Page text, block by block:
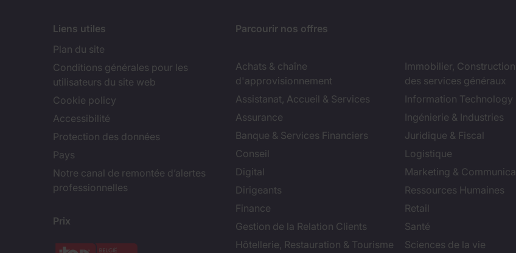
Liens utiles
Plan du site
Conditions générales pour les
utilisateurs du site web
Cookie policy
Accessibilité
Protection des données
Pays
Notre canal de remontée d’alertes
professionnelles
Prix
Parcourir nos offres
Achats & chaîne
d'approvisionnement
Assistanat, Accueil & Services
Assurance
Banque & Services Financiers
Conseil
Digital
Dirigeants
Finance
Gestion de la Relation Clients
Hôtellerie, Restauration & Tourisme
Immobilier,
des services généraux
Information Technology
Ingénierie & Industries
Juridique & Fiscal
Logistique
Marketing &
Ressources Humaines
Retail
Santé
Sciences de la vie